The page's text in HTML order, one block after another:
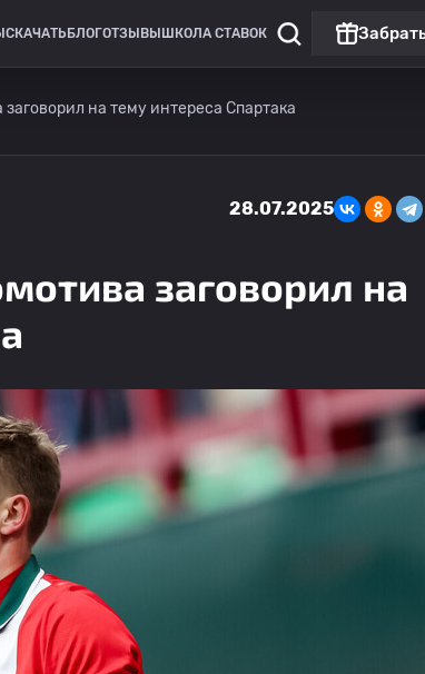
СКАЧАТЬ БЛОГОТЗЫВЫ ШКОЛА СТАВОК
на тему интереса Спартака
28.07.2025
заговорил на